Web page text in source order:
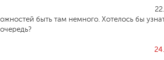
быть там немного. Хотелось бы